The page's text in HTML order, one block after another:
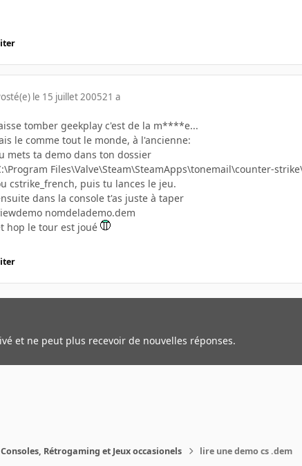
le 15 juillet 200521 a
tomber geekplay c'est de la m****e...
le comme tout le monde, à l'ancienne:
mets ta demo dans ton dossier
Files\Valve\Steam\SteamApps\tonemail\counter-
cstrike_french, puis tu lances le jeu.
dans la console t'as juste à taper
nomdelademo.dem
hop le tour est joué
et ne peut plus recevoir de nouvelles réponses.
Rétrogaming et Jeux occasionels lire une demo cs .dem